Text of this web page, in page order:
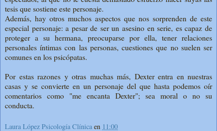
tesis que sostiene este personaje.
Además, hay otros muchos aspectos que nos sorprenden de este
especial personaje: a pesar de ser un asesino en serie, es capaz de
proteger a su hermana, preocuparse por ella, tener relaciones
personales íntimas con las personas, cuestiones que no suelen ser
comunes en los psicópatas.
Por estas razones y otras muchas más, Dexter entra en nuestras
casas y se convierte en un personaje del que hasta podemos oír
comentarios como "me encanta Dexter"; sea moral o no su
conducta.
Laura López Psicología Clínica en 11:00